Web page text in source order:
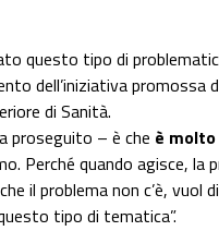
questo tipo di
dell’iniziativa promossa
di Sanità.
proseguito – è che è
Perché quando agisce, la
il problema non c’è, vuol
tipo di tematica”.